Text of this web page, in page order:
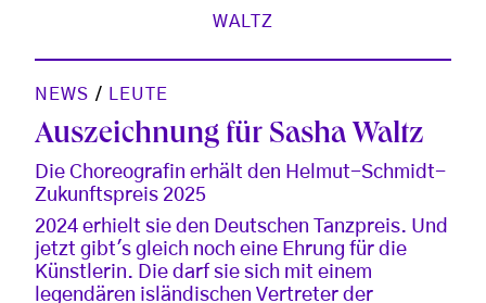
WALTZ
NEWS / LEUTE
Auszeichnung für Sasha Waltz
Die Choreografin erhält den Helmut-Schmidt-
Zukunftspreis 2025
2024 erhielt sie den Deutschen Tanzpreis. Und
jetzt gibt's gleich noch eine Ehrung für die
Künstlerin. Die darf sie sich mit einem
legendären isländischen Vertreter der